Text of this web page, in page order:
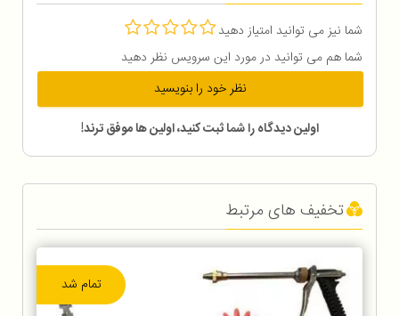
شما نیز می توانید امتیاز دهید
شما هم می توانید در مورد این سرویس نظر دهید
نظر خود را بنویسید
اولین دیدگاه را شما ثبت کنید، اولین ها موفق ترند!
تخفیف های مرتبط
تمام شد